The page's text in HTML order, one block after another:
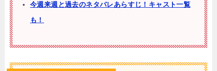
今週来週と過去のネタバレあらすじ！キャスト一覧
も！